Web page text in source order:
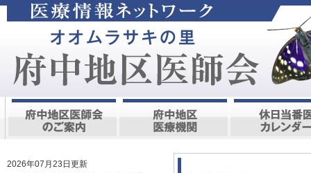
2026年07月23日更新